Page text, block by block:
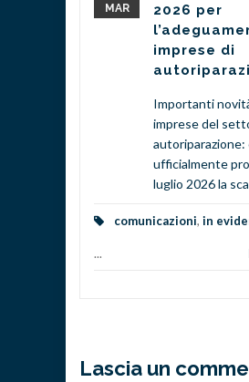
MAR
2026 per
imprese di
Importanti
imprese del
autoriparazione:
ufficialmente
luglio 2026 la
comunicazioni, in
...
Lascia un